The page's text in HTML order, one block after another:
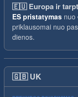
🇪🇺Europa ir
ES pristatymas nuo
priklausomai nuo
dienos.
🇬🇧 UK